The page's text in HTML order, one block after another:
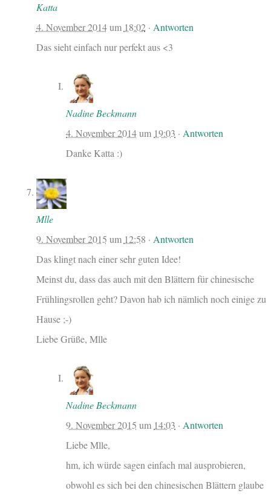
Katta
4. November 2014um 18:02· Antworten
Das sieht einfach nur perfekt aus <3
Nadine Beckmann
4. November 2014um 19:03 · Antworten
Danke Katta :)
Mlle
9. November 2015 um 12:58 · Antworten
Das klingt nach einer sehr guten Idee!
Meinst du, dass das auch mit den Blättern für chinesische
Frühlingsrollen geht? Davon hab ich nämlich noch einige zu
Hause ;-)
Liebe Grüße, Mlle
Nadine Beckmann
9. November 2015 um 14:03 · Antworten
Liebe Mlle,
hm, ich würde sagen einfach mal ausprobieren,
obwohl es sich bei den chinesischen Blättern glaube